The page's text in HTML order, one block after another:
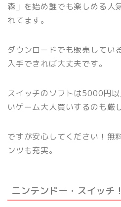
森」を始め誰でも楽しめる人
れてます。
ダウンロードでも販売してい
入手できれば大丈夫です。
スイッチのソフトは5000円
いゲーム大人買いするのも厳
ですが安心してください！無
ンツも充実。
ニンテンドー・スイッチ